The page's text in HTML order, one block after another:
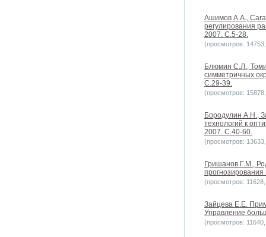
Ашимов А.А.,
регулирования
2007. С.5-28.
(просмотров:
Блюмин С.Л.,
симметричных
С.29-39.
(просмотров:
Бородулин А.Н.,
технологий к
2007. С.40-60.
(просмотров:
Гришанов Г.М.,
(просмотров:
Зайцева Е.Е.
Управление
(просмотров: